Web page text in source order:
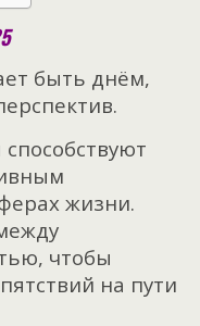
быть днём,
жизни.
чтобы
на пути